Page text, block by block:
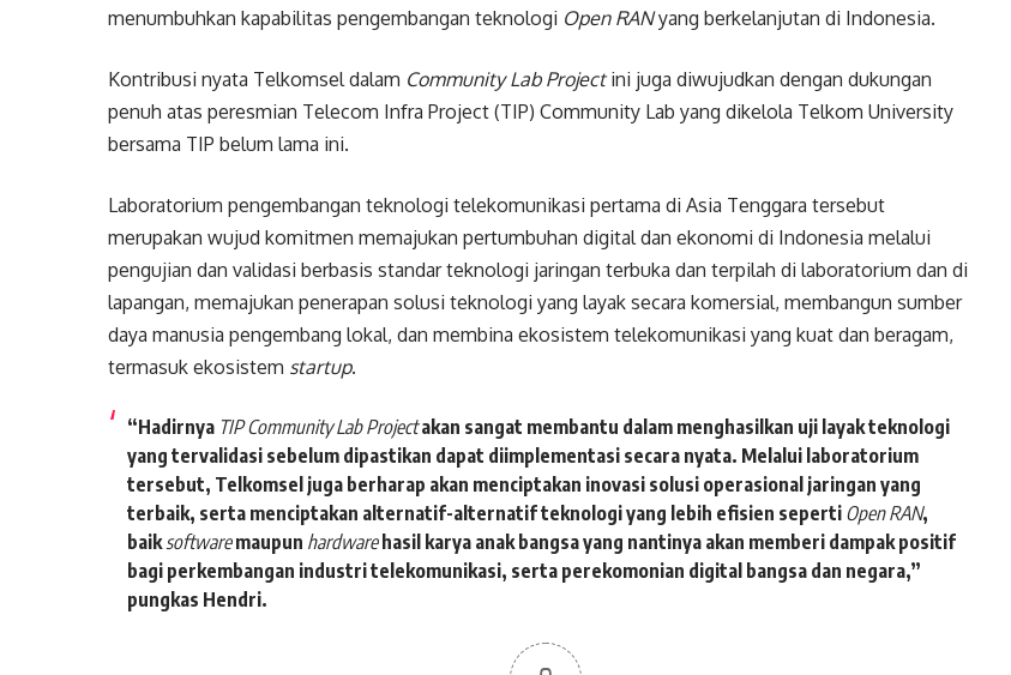
menumbuhkan kapabilitas pengembangan teknologi Open RANyang berkelanjutan di Indonesia.
Kontribusi nyata Telkomsel dalam Community Lab Projectini juga diwujudkan dengan dukungan
penuh atas peresmian Telecom Infra Project (TIP) Community Lab yang dikelola Telkom University
bersama TIP belum lama ini.
Laboratorium pengembangan teknologi telekomunikasi pertama di Asia Tenggara tersebut
merupakan wujud komitmen memajukan pertumbuhan digital dan ekonomi di Indonesia melalui
pengujian dan validasi berbasis standar teknologi jaringan terbuka dan terpilah di laboratorium dan di
lapangan, memajukan penerapan solusi teknologi yang layak secara komersial, membangun sumber
daya manusia pengembang lokal, dan membina ekosistem telekomunikasi yang kuat dan beragam,
termasuk ekosistem startup.
“Hadirnya TIP Community Lab Projectakan sangat membantu dalam menghasilkan uji layak teknologi
yang tervalidasi sebelum dipastikan dapat diimplementasi secara nyata. Melalui laboratorium
tersebut, Telkomsel juga berharap akan menciptakan inovasi solusi operasional jaringan yang
terbaik, serta menciptakan alternatif-alternatif teknologi yang lebih efisien seperti Open RAN,
baiksoftwaremaupun hardwarehasil karya anak bangsa yang nantinya akan memberi dampak positif
bagi perkembangan industri telekomunikasi, serta perekomonian digital bangsa dan negara,”
pungkas Hendri.